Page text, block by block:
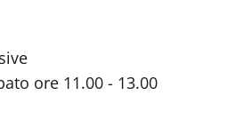
ore 11.00 - 13.00